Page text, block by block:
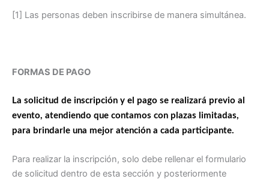
[1] Las personas deben inscribirse de manera simultánea.
FORMAS DE PAGO
La solicitud de inscripción y el pago se realizará previo al
evento, atendiendo que contamos con plazas limitadas,
para brindarle una mejor atención a cada participante.
Para realizar la inscripción, solo debe rellenar el formulario
de solicitud dentro de esta sección y posteriormente